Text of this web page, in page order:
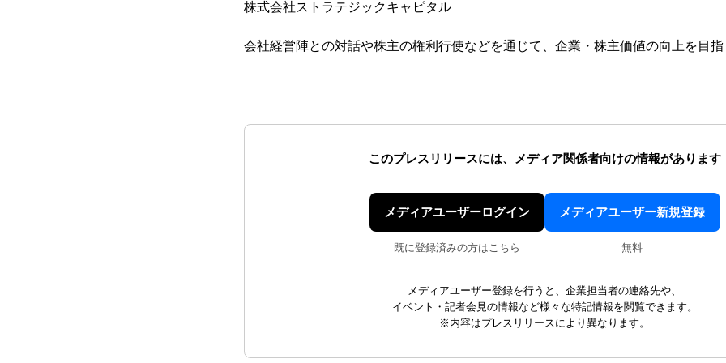
株式会社ストラテジックキャピタル
会社経営陣との対話や株主の権利行使などを通じて、企業・株主価値の向上を目
このプレスリリースには、 メディア関係者向けの情報があります
メディアユーザーログイン
既に登録済みの方はこちら
メディアユーザー新規登録
無料
メディアユーザー登録を行うと、企業担当者の連絡先や、
イベント・記者会見の情報など様々な特記情報を閲覧できます。
※内容はプレスリリースにより異なります。